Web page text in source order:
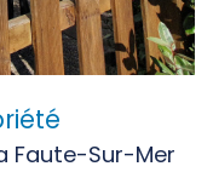
Faute-Sur-Mer